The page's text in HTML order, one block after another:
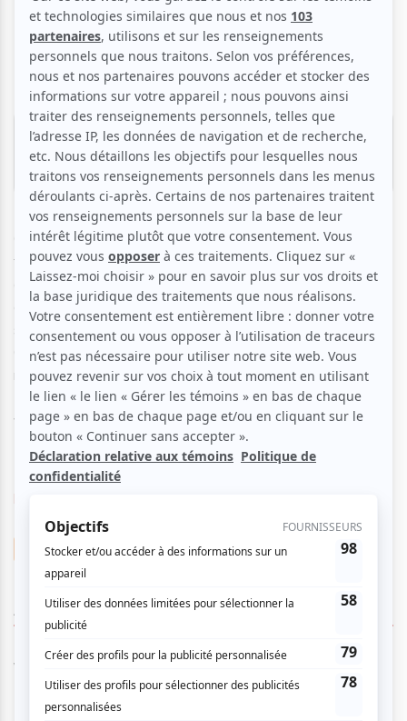
Charles-Antoine Des
Granges
25 septembre 2026 - 20h00
Salle inexistante
30.00 $
Charles-Antoine est un gentil géant. Il ne se sent jamais
tout à fait à sa place, comme un éléphant dans un jeu de
quille. Ses anecdotes plus hilarantes les unes que les
autres savent charmer le public, que ce soit sur les réseaux
sociaux, en première partie de Mégan Brouillard et de
Christine Morency ou dans ce premier spectacle de
rodage.
Venez assister à l'éclosion d'un compteur né!
Charles-Antoine Des Granges
AUCUN COMMENTAIRE
Vous devez être connecté pour
donner un avis.